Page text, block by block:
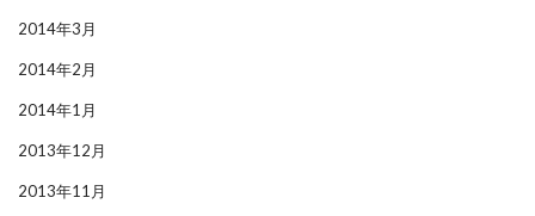
2014年3月
2014年2月
2014年1月
2013年12月
2013年11月